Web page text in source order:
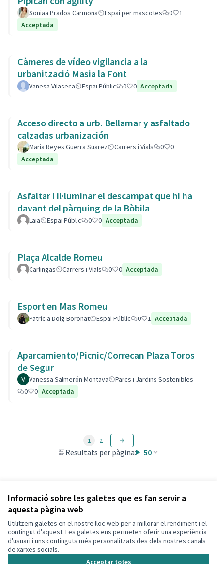
Informació sobre les galetes que es fan servir a
aquesta pàgina web
Utilitzem galetes en el nostre lloc web per a millorar el rendiment i el
contingut d'aquest. Les galetes ens permeten oferir una experiència
d'usuari i uns continguts més personalitzats des dels nostres canals
de xarxes socials.
Acceptar totes
Soniaa Prados Carmona Espai per mascotes 0
1
Acceptada
Càmeres de vídeo vigilancia a la
urbanització Masia la Font
Vanesa Vilaseca Espai Públic 0 0 Acceptada
Acceso directo a urb. Bellamar y asfaltado
calzadas urbanización
Maria Reyes Guerra Suarez Carrers i Vials 0
0
Acceptada
Asfaltar i il·luminar el descampat que hi ha
davant del pàrquing de la Bòbila
Laia Espai Públic 0 0 Acceptada
Plaça Alcalde Romeu
Carlingas Carrers i Vials 0 0 Acceptada
Esport en Mas Romeu
Patricia Doig Boronat Espai Públic 0 1 Acceptada
Aparcamiento/Picnic/Correcan Plaza Toros
de Segur
Vanessa Salmerón Montava
Parcs i Jardins Sostenibles
0
0 Acceptada
Resultats per pàgina: 50
1 2
Veure totes les propostes retirades
Termes i condicions d'ús
Configuració de les galetes
Decidim Calafell a X
(Enllaç extern)
Decidim Calafell a Facebook
Decidim Calafell a YouTube
Decidim Calafell a GitHub
(Enllaç extern)